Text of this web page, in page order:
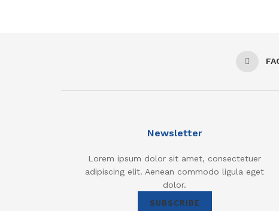
Newsletter
Lorem ipsum dolor sit amet, consectetuer
adipiscing elit. Aenean commodo ligula eget
dolor.
SUBSCRIBE